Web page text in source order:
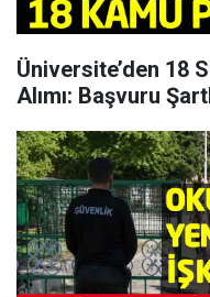
Üniversite’den 18
Alımı: Başvuru